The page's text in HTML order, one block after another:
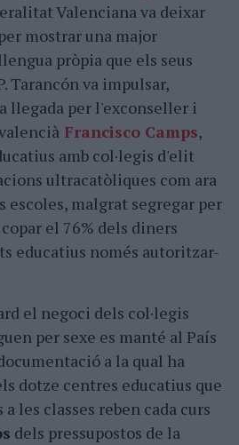
Valenciana va deixar
mostrar una major
pròpia que els seus
Tarancón va impulsar,
llegada per l'exconseller i
Francisco Camps,
amb col·legis d'elit
ultracatòliques com ara
escoles, malgrat segregar per
el 76% dels diners
educatius només autoritzar-
el negoci dels col·legis
per sexe es manté al País
a la qual ha
dotze centres educatius que
les classes reben cada curs
dels pressupostos de la